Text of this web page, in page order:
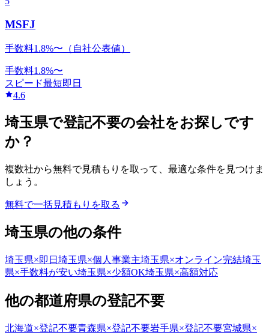
MSFJ
手数料1.8%〜（自社公表値）
手数料1.8%〜
スピード最短即日
4.6
埼玉県で登記不要の会社をお探しです
か？
複数社から無料で見積もりを取って、最適な条件を見つけま
しょう。
無料で一括見積もりを取る
埼玉県の他の条件
埼玉県×即日 埼玉県×個人事業主埼玉県×オンライン完結埼玉
県×手数料が安い埼玉県×少額OK埼玉県×高額対応
他の都道府県の登記不要
北海道×登記不要青森県×登記不要岩手県×登記不要宮城県×